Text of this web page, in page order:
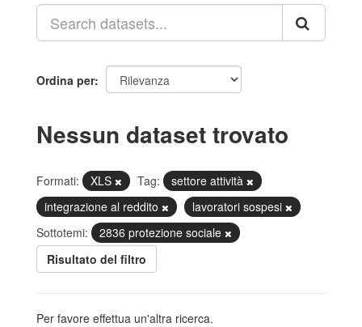
Ordina per
Nessun dataset trovato
Formati: XLS Tag:
settore attività
integrazione al reddito
lavoratori sospesi
Sottotemi:
2836 protezione sociale
Risultato del filtro
Per favore effettua un'altra ricerca.